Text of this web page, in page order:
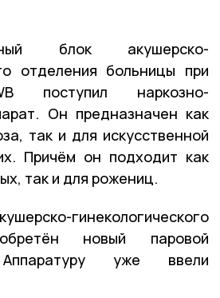
блок акушерско-
отделения больницы при
поступил наркозно-
Он предназначен как
так и для искусственной
Причём он подходит как
так и для рожениц.
гинекологического
новый паровой
Аппаратуру уже ввели